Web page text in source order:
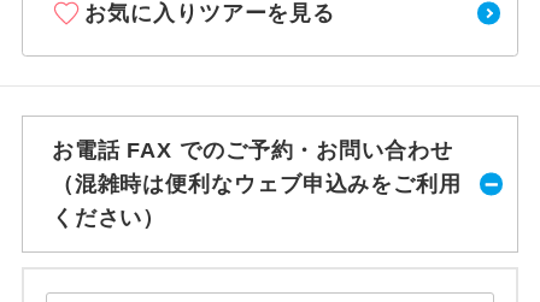
お気に入りツアーを見る
お電話 FAX でのご予約・お問い合わせ
（混雑時は便利なウェブ申込みをご利用
ください）